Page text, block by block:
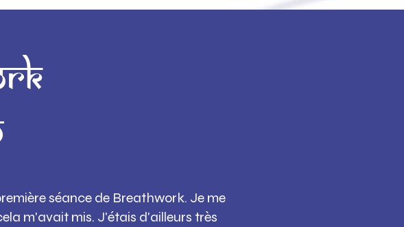
séance de Breathwork. Je me
m'avait mis. J'étais d'ailleurs très